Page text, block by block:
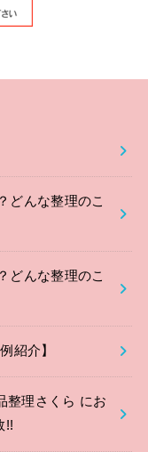
どんな整理のこ
どんな整理のこ
紹介】
整理さくら にお
!!